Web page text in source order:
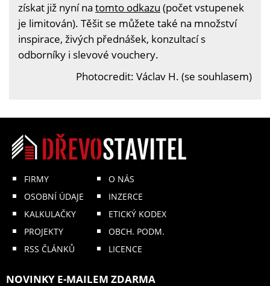
získat již nyní na tomto odkazu (počet vstupenek
je limitován). Těšit se můžete také na množství
inspirace, živých přednášek, konzultací s
odborníky i slevové vouchery.
Photocredit: Václav H. (se souhlasem)
FIRMY
OSOBNÍ ÚDAJE
KALKULAČKY
PROJEKTY
RSS ČLÁNKŮ
O NÁS
INZERCE
ETICKÝ KODEX
OBCH. PODM.
LICENCE
NOVINKY E-MAILEM ZDARMA